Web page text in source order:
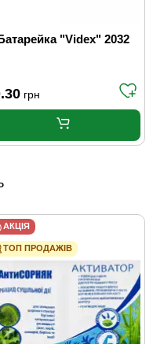
"Videx" 2032
грн
АКЦІЯ
ТОП ПРОДАЖІВ